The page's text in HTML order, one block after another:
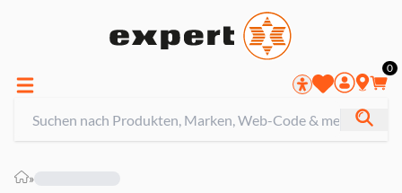
0
»